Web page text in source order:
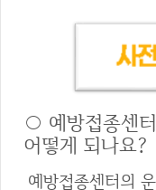
○ 예방접종센
어떻게 되나요?
예방접종센터의 운영시간은 08:00~17:00이며, 접종